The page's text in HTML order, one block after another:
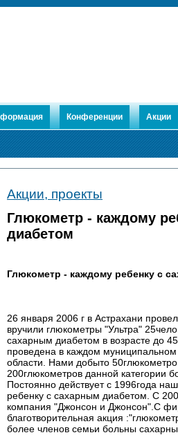
Конференции Акции
Акции, проекты
Глюкометр - каждому
диабетом
Глюкометр - каждому ребенку с
26 января 2006 г в Астрахани
вручили глюкометры "Ультра"
сахарным диабетом в возрасте до
проведена в каждом муниципальном
области. Нами добыто
200глюкометров данной категории
Постоянно действует с 1996года
ребенку с сахарным диабетом. С
компания "Джонсон и Джонсон".С
благотворительная акция
более членов семьи больны